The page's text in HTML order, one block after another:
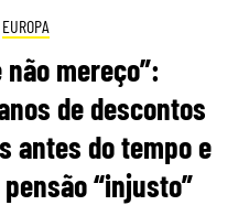
EUROPA
mereço”:
de descontos
antes do tempo e
“injusto”